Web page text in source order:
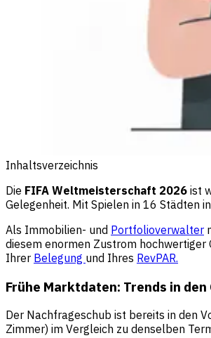
Inhaltsverzeichnis
Die FIFA Weltmeisterschaft 2026 ist
Gelegenheit. Mit Spielen in 16 Städten
Als Immobilien- und Portfolioverwalter
diesem enormen Zustrom
Ihrer Belegung und Ihres RevPAR.
Frühe Marktdaten: Trends in
Der Nachfrageschub ist bereits in den
Zimmer) im Vergleich zu denselben